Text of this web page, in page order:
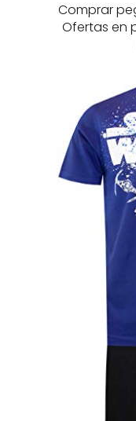
Comprar
Ofertas en